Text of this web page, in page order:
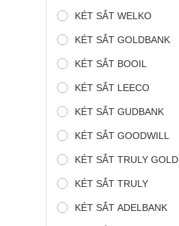
KÉT SẮT WELKO
KÉT SẮT GOLDBANK
KÉT SẮT BOOIL
KÉT SẮT LEECO
KÉT SẮT GUDBANK
KÉT SẮT GOODWILL
KÉT SẮT TRULY GOLD
KÉT SẮT TRULY
KÉT SẮT ADELBANK